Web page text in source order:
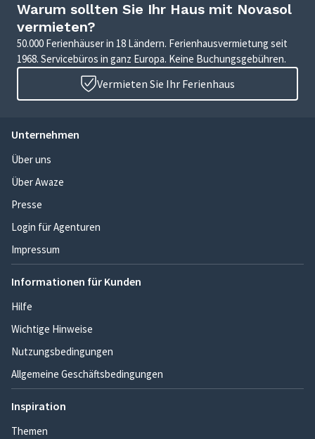
Warum sollten Sie Ihr Haus mit Novasol
vermieten?
50.000 Ferienhäuser in 18 Ländern. Ferienhausvermietung seit
1968. Servicebüros in ganz Europa. Keine Buchungsgebühren.
Vermieten Sie Ihr Ferienhaus
Unternehmen
Über uns
Über Awaze
Presse
Login für Agenturen
Impressum
Informationen für Kunden
Hilfe
Wichtige Hinweise
Nutzungsbedingungen
Allgemeine Geschäftsbedingungen
Inspiration
Themen